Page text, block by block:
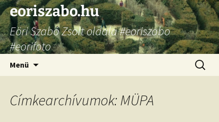
Ugrás
a
tartalomhoz
eoriszabo.hu
Eöri Szabó Zsolt oldala #eoriszabo
#eorifoto
Menü
Címkearchívumok: MÜPA